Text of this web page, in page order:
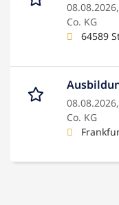
08.08.2026,
Co. KG
64589
08.08.2026,
Co. KG